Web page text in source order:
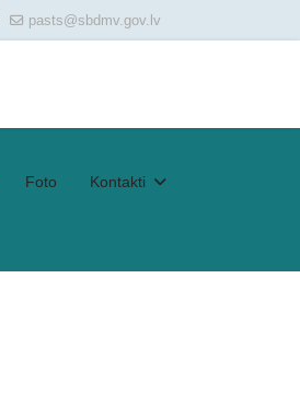
pasts@sbdmv.gov.lv
Foto Kontakti